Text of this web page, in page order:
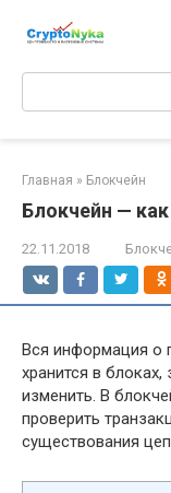
Главная » Блокчейн
Блокчейн —
22.11.2018
Вся информация о
хранится в
изменить. В
проверить
существования